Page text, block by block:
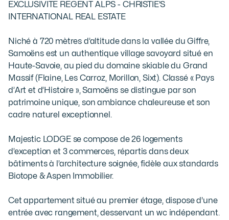
EXCLUSIVITE REGENT ALPS - CHRISTIE'S
INTERNATIONAL REAL ESTATE
Niché à 720 mètres d’altitude dans la vallée du Giffre,
Samoëns est un authentique village savoyard situé en
Haute-Savoie, au pied du domaine skiable du Grand
Massif (Flaine, Les Carroz, Morillon, Sixt). Classé « Pays
d’Art et d’Histoire », Samoëns se distingue par son
patrimoine unique, son ambiance chaleureuse et son
cadre naturel exceptionnel.
Majestic LODGE se compose de 26 logements
d’exception et 3 commerces, répartis dans deux
bâtiments à l’architecture soignée, fidèle aux standards
Biotope & Aspen Immobilier.
Cet appartement situé au premier étage, dispose d'une
entrée avec rangement, desservant un wc indépendant.